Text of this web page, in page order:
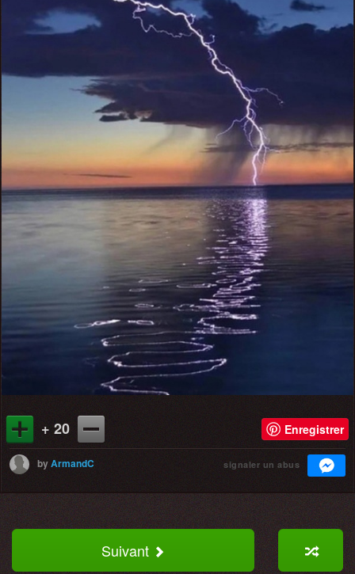
+ 20 Enregistrer
byArmandC signaler un abus
Suivant